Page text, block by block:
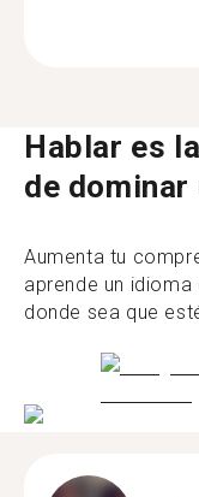
Hablar es
de dominar
Aumenta tu
aprende un
donde sea que